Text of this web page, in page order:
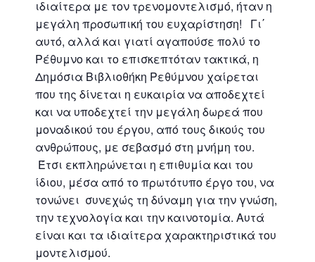
ιδιαίτερα με τον τρενομοντελισμό, ήταν η
μεγάλη προσωπική του ευχαρίστηση! Γι΄
αυτό, αλλά και γιατί αγαπούσε πολύ το
Ρέθυμνο και το επισκεπτόταν τακτικά, η
Δημόσια Βιβλιοθήκη Ρεθύμνου χαίρεται
που της δίνεται η ευκαιρία να αποδεχτεί
και να υποδεχτεί την μεγάλη δωρεά που
μοναδικού του έργου, από τους δικούς του
ανθρώπους, με σεβασμό στη μνήμη του.
Έτσι εκπληρώνεται η επιθυμία και του
ίδιου, μέσα από το πρωτότυπο έργο του, να
τονώνει συνεχώς τη δύναμη για την γνώση,
την τεχνολογία και την καινοτομία. Αυτά
είναι και τα ιδιαίτερα χαρακτηριστικά του
μοντελισμού.